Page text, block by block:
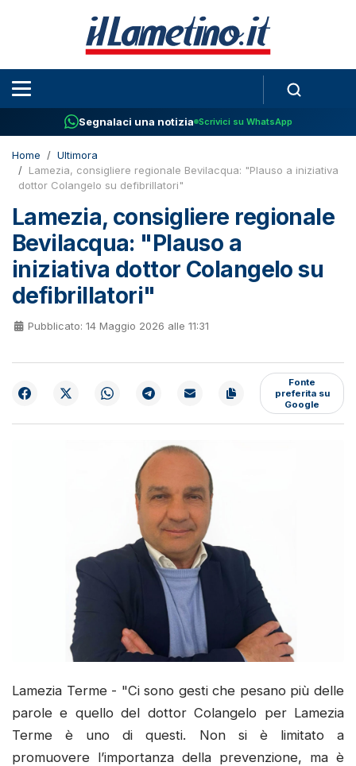
Segnalaci una notizia Scrivici su WhatsApp
Home
Ultimora
Lamezia, consigliere regionale Bevilacqua: "Plauso a iniziativa
dottor Colangelo su defibrillatori"
Lamezia, consigliere regionale
Bevilacqua: "Plauso a
iniziativa dottor Colangelo su
defibrillatori"
Pubblicato: 14 Maggio 2026 alle 11:31
Fonte
preferita su
Google
Lamezia Terme - "Ci sono gesti che pesano più delle
parole e quello del dottor Colangelo per Lamezia
Terme è uno di questi. Non si è limitato a
promuovere l’importanza della prevenzione, ma è